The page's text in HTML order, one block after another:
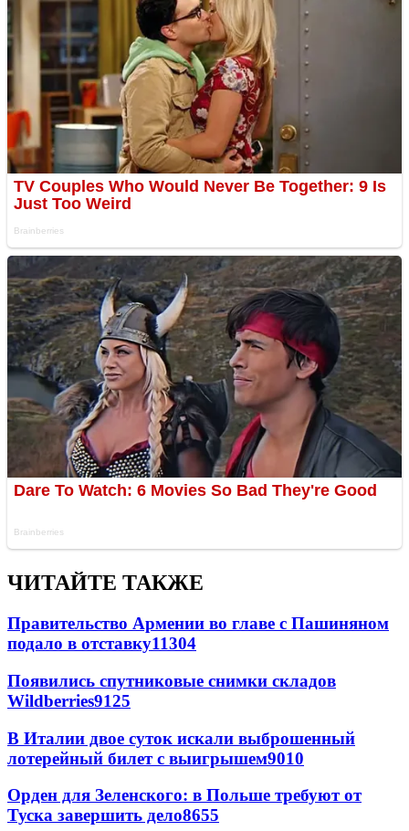
ЧИТАЙТЕ ТАКЖЕ
Правительство Армении во главе с Пашиняном
подало в отставку11304
Появились спутниковые снимки складов
Wildberries9125
В Италии двое суток искали выброшенный
лотерейный билет с выигрышем9010
Орден для Зеленского: в Польше требуют от
Туска завершить дело8655